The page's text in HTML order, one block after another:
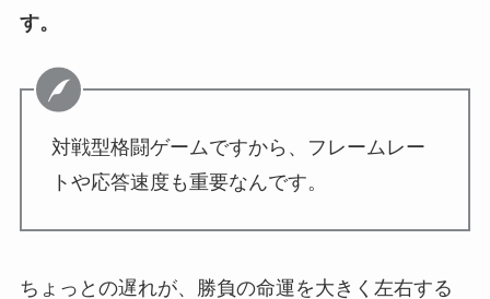
す。
対戦型格闘ゲームですから、フレームレー
トや応答速度も重要なんです。
ちょっとの遅れが、勝負の命運を大きく左右する